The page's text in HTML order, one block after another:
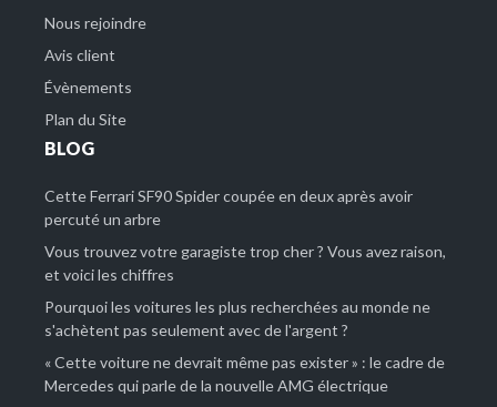
Nous rejoindre
Avis client
Évènements
Plan du Site
BLOG
Cette Ferrari SF90 Spider coupée en deux après avoir
percuté un arbre
Vous trouvez votre garagiste trop cher ? Vous avez raison,
et voici les chiffres
Pourquoi les voitures les plus recherchées au monde ne
s'achètent pas seulement avec de l'argent ?
« Cette voiture ne devrait même pas exister » : le cadre de
Mercedes qui parle de la nouvelle AMG électrique